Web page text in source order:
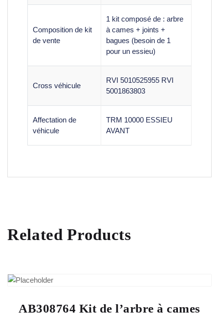
Composition de kit
de vente
1 kit composé de : arbre
à cames + joints +
bagues (besoin de 1
pour un essieu)
Cross véhicule
RVI 5010525955 RVI
5001863803
Affectation de
véhicule
TRM 10000 ESSIEU
AVANT
Related Products
AB308764 Kit de l’arbre à cames